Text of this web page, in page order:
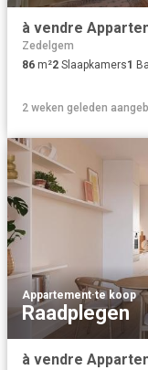
Zedelgem
86 m²2 Slaapkamers1
2 weken geleden
Appartement·te koop
Raadplegen
à vendre